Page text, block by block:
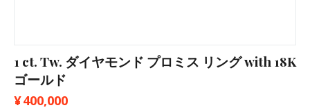
1 ct. Tw. ダイヤモンド プロミス リング with 18K
ゴールド
¥400,000